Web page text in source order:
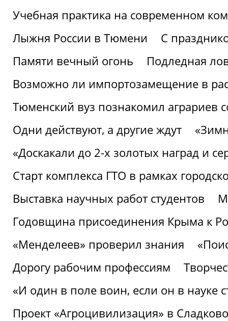
Учебная практика на современном
Лыжня России в Тюмени
С
Памяти вечный огонь
Подледная
Возможно ли импортозамещение в
Тюменский вуз познакомил аграриев
Одни действуют, а другие ждут
«Доскакали до 2-х золотых наград и
Старт комплекса ГТО в рамках
Выставка научных работ студентов
Годовщина присоединения Крыма к
«Менделеев» проверил знания
Дорогу рабочим профессиям
«И один в поле воин, если он в науке
Проект «Агроцивилизация» в Сладково